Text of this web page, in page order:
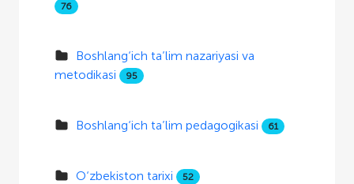
76
Boshlang‘ich ta’lim nazariyasi va
metodikasi
95
Boshlang‘ich ta’lim pedagogikasi 61
O‘zbekiston tarixi 52